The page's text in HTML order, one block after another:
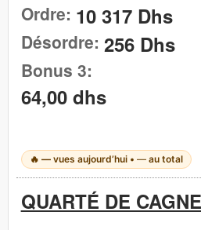
Ordre: 10 317 Dhs
Désordre: 256 Dhs
Bonus 3:
64,00 dhs
🔥 —vues aujourd’hui • —au total
QUARTÉ DE